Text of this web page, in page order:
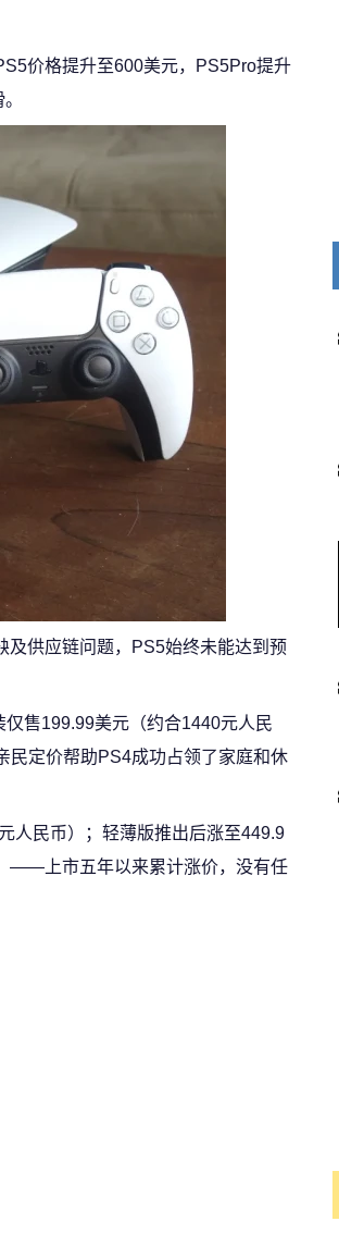
价格提升至600美元，PS5Pro提升
及供应链问题，PS5始终未能达到预
售199.99美元（约合1440元人民
民定价帮助PS4成功占领了家庭和休
人民币）；轻薄版推出后涨至449.9
——上市五年以来累计涨价，没有任